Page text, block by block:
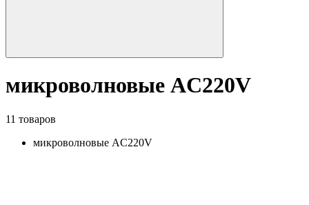
микроволновые AC220V
11 товаров
микроволновые AC220V